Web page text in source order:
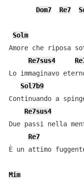
Dom7 Re7
Solm
Amore che riposa
Re7sus4
Lo immaginavo
Sol7b9
Continuando a
Re7sus4
Due passi nella
Re7
È un attimo
Mim